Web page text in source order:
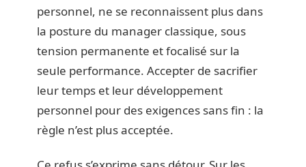
personnel, ne se reconnaissent plus dans
la posture du manager classique, sous
tension permanente et focalisé sur la
seule performance. Accepter de sacrifier
leur temps et leur développement
personnel pour des exigences sans fin : la
règle n’est plus acceptée.